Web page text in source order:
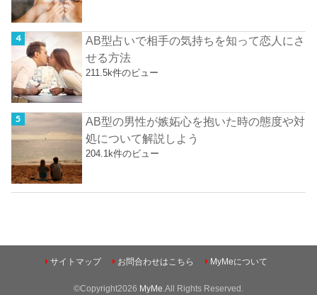
AB型占いで相手の気持ちを知って恋人にさ
せる方法
211.5k件のビュー
AB型の男性が嫉妬心を抱いた時の態度や対
処について解説しよう
204.1k件のビュー
サイトマップ お問合わせはこちら MyMeについて
©Copyright2026 MyMe .All Rights Reserved.